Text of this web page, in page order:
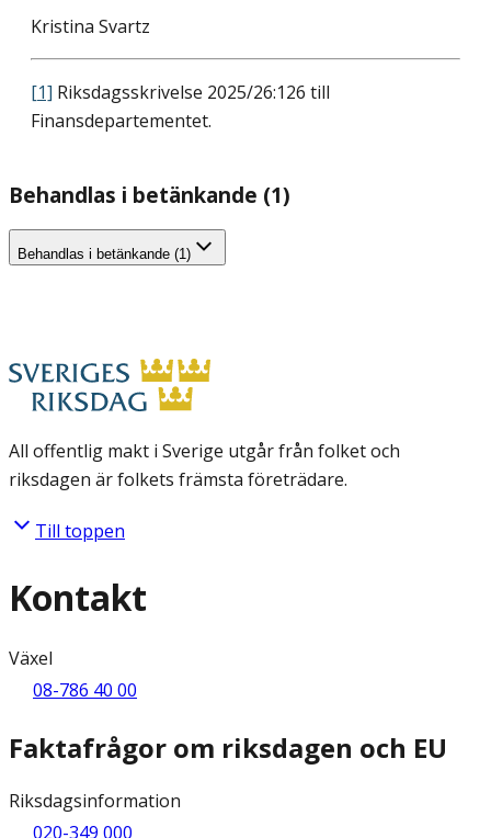
Kristina Svartz
[1] Riksdagsskrivelse 2025/26:126 till
Finansdepartementet.
Behandlas i betänkande (1)
Behandlas i betänkande (1)
All offentlig makt i Sverige utgår från folket och
riksdagen är folkets främsta företrädare.
Till toppen
Kontakt
Växel
08-786 40 00
Faktafrågor om riksdagen och EU
Riksdagsinformation
020-349 000